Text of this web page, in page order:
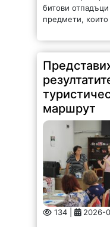
маршрут
134 | 2026-
Търговско-
Враца проведе